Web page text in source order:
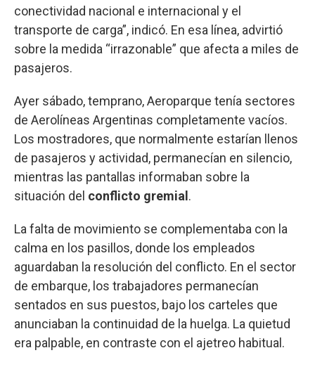
conectividad nacional e internacional y el
transporte de carga”, indicó. En esa línea, advirtió
sobre la medida “irrazonable” que afecta a miles de
pasajeros.
Ayer sábado, temprano, Aeroparque tenía sectores
de Aerolíneas Argentinas completamente vacíos.
Los mostradores, que normalmente estarían llenos
de pasajeros y actividad, permanecían en silencio,
mientras las pantallas informaban sobre la
situación del conflicto gremial .
La falta de movimiento se complementaba con la
calma en los pasillos, donde los empleados
aguardaban la resolución del conflicto. En el sector
de embarque, los trabajadores permanecían
sentados en sus puestos, bajo los carteles que
anunciaban la continuidad de la huelga. La quietud
era palpable, en contraste con el ajetreo habitual.